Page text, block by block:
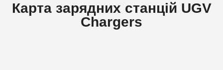
Карта зарядних станцій UGV
Chargers